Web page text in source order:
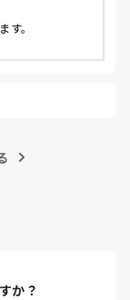
す。
か？